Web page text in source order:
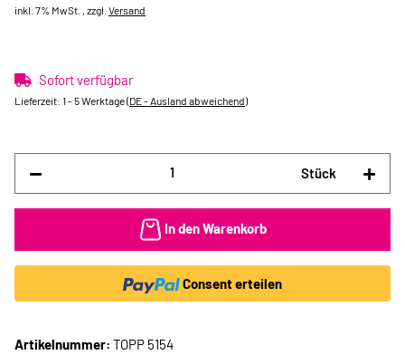
inkl. 7% MwSt. , zzgl. Versand
Sofort verfügbar
Lieferzeit: 1 - 5 Werktage(DE - Ausland abweichend)
Stück
In den Warenkorb
Consent erteilen
Artikelnummer: TOPP 5154